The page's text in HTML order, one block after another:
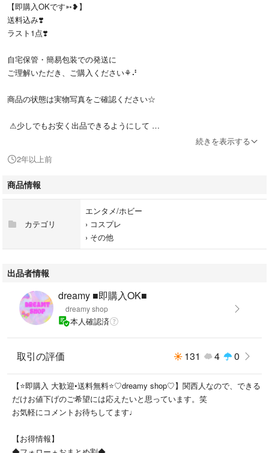
【即購入OKです➳❥】
送料込み❣️
ラスト1点❣️
自宅保管・簡易包装での発送に
ご理解いただき、ご購入ください⚘⠜
商品の状態は実物写真をご確認ください☆
⚠少しでもお安く出品できるようにして
送料の都合上、箱から出して発送する場合がございます。
⚠不具合がありましたら、必ず評価前にコメント下さい.ᐟ.ᐟ
評価後は対応しかねますので、ご注意下さい。
......................................................................
メキシカンカラーのテーブルランナーです＊
アウトドアやレジャーにも、持っていくと華やかになります♡
さまざまなカラーを展開してますので
おまとめ購入もオススメです⚘⠜
◆おまとめ割 やってます➳❥
2点ご購入 【 100円 】引き！
3点以上ご購入 【 200円 】引き！
❁⃘合計金額より割引します！❁⃘
◆他のカラー・商品もご覧ください⚘⠜↓
#dreamyshopラグ
両端にはフリンジが付いています。
続きを表示する
2年以上前
商品情報
カテゴリ
エンタメ/ホビー
› コスプレ
› その他
出品者情報
dreamy ■即購入OK■
dreamy shop
本人確認済
取引の評価 131 4 0
【⭐即購入 大歓迎•送料無料⭐♡dreamy shop♡】関西人なので、できる
だけお値下げのご希望には応えたいと思っています。笑
お気軽にコメントお待ちしてます♩
【お得情報】